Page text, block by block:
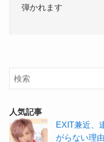
弾かれます
人気記事
EXIT兼近、
がらない理